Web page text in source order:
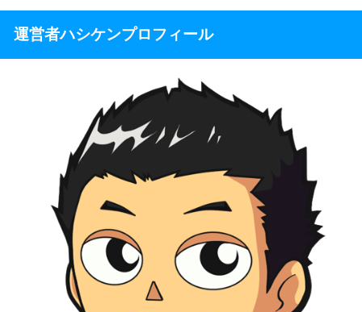
運営者ハシケンプロフィール